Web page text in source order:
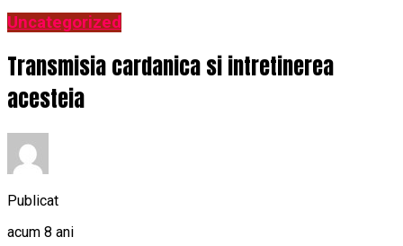
Uncategorized
Transmisia cardanica si intretinerea
acesteia
Publicat
acum 8 ani